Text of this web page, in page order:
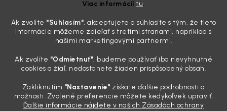
Viac informáciítu.
Ak zvolíte "Súhlasím", akceptujete a súhlasíte s tým, že tieto
informácie môžeme zdieľať s tretími stranami, napríklad s
našimi marketingovými partnermi.
Ak zvolíte "Odmietnuť", budeme používať iba nevyhnutné
cookies a žiaľ, nedostanete žiaden prispôsobený obsah.
Zakliknutím "Nastavenie" získate ďalšie podrobnosti a
možnosti. Zvolené preferencie môžete kedykoľvek upraviť.
Ďalšie informácie nájdete v našich Zásadách ochrany
Poznáte ten moment. Vonku svieti slnko, vy sedíte v čerstvo
„upratanom“ aute, no pri pohľade na palubnú dosku vás ide poraziť. V
mriežkach ventilácie, okolo tlačidiel a v švíkoch sedačiek na vás stále
drzo pozerá prach. Handra ani vysávač tam jednodu...
Detailing nemusí stáť výplatu: 5 kúskov autokozmetiky,
31.7.2026
Sobotné ráno, káva v ruke a pred vami zaprášená kapota. Pre